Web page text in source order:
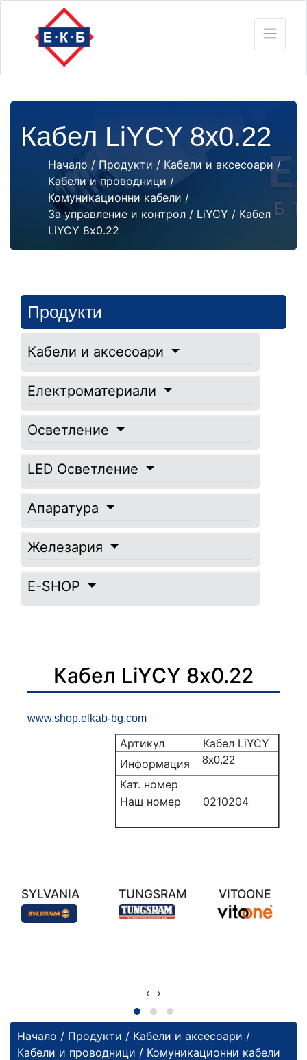
Кабел LiYCY 8х0.22
Начало /Продукти / Кабели и аксесоари /
Кабели и проводници /
Комуникационни кабели /
За управление и контрол / LiYCY / Кабел
LiYCY 8х0.22
Продукти
Кабели и аксесоари
Електроматериали
Осветление
LED Осветление
Апаратура
Железария
E-SHOP
Кабел LiYCY 8х0.22
www.shop.elkab-bg.com
Артикул
Кабел LiYCY
Информация
8х0.22
Кат. номер
Наш номер
0210204
SYLVANIA TUNGSRAM VITOONE
‹ ›
Начало / Продукти / Кабели и аксесоари /
Кабели и проводници / Комуникационни кабели